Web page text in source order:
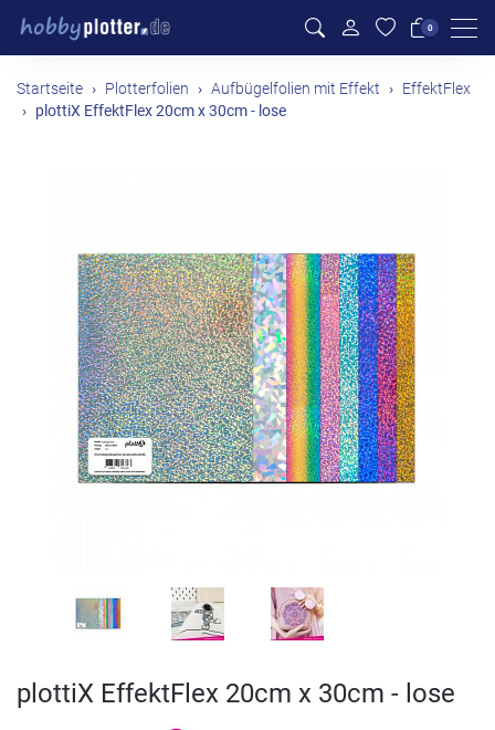
0
Startseite Plotterfolien Aufbügelfolien mit Effekt EffektFlex
plottiX EffektFlex 20cm x 30cm - lose
plottiX EffektFlex 20cm x 30cm - lose